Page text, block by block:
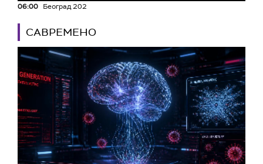
06:00 Београд 202
САВРЕМЕНО